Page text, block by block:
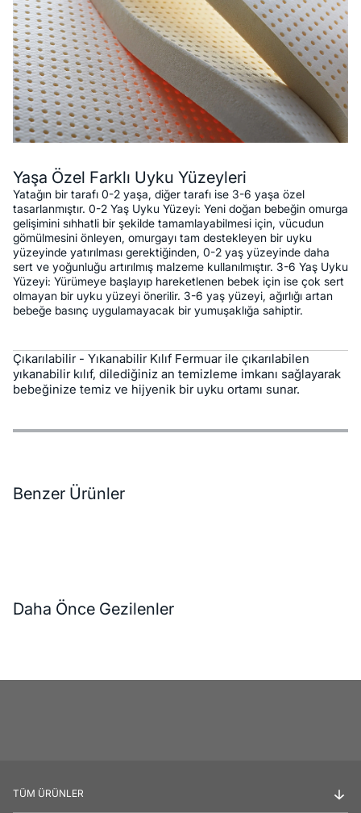
Yaşa Özel Farklı Uyku Yüzeyleri
Yatağın bir tarafı 0-2 yaşa, diğer tarafı ise 3-6 yaşa özel
tasarlanmıştır. 0-2 Yaş Uyku Yüzeyi: Yeni doğan bebeğin omurga
gelişimini sıhhatli bir şekilde tamamlayabilmesi için, vücudun
gömülmesini önleyen, omurgayı tam destekleyen bir uyku
yüzeyinde yatırılması gerektiğinden, 0-2 yaş yüzeyinde daha
sert ve yoğunluğu artırılmış malzeme kullanılmıştır. 3-6 Yaş Uyku
Yüzeyi: Yürümeye başlayıp hareketlenen bebek için ise çok sert
olmayan bir uyku yüzeyi önerilir. 3-6 yaş yüzeyi, ağırlığı artan
bebeğe basınç uygulamayacak bir yumuşaklığa sahiptir.
Çıkarılabilir - Yıkanabilir Kılıf Fermuar ile çıkarılabilen
yıkanabilir kılıf, dilediğiniz an temizleme imkanı sağlayarak
bebeğinize temiz ve hijyenik bir uyku ortamı sunar.
Özellikler
Ödeme Seçenekleri
Teslimat ve İade Koşulları
Benzer Ürünler
Daha Önce Gezilenler
TÜM ÜRÜNLER